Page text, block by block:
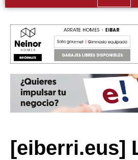
[eiberri.eus]